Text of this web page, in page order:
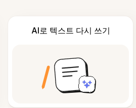
AI로 텍스트 다시 쓰기